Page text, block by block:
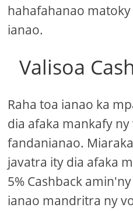
hahafahanao
ianao.
Valisoa
Raha toa ianao ka
dia afaka mankafy
fandanianao.
javatra ity dia afaka
5% Cashback
ianao mandritra ny